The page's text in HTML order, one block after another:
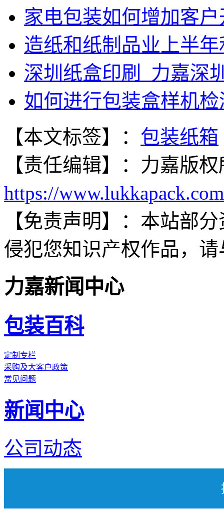
家电包装如何增加客
造纸和纸制品业上半
深圳纸盒印刷_力嘉深
如何进行包装盒样机
【本文标签】： 包装纸箱
【责任编辑】： 力嘉版权
https://www.lukkapack.com
【免责声明】： 本站部
侵犯您知识产权作品，
力嘉新闻中心
包装百科
定制专栏
采购及大客户政策
常见问题
新闻中心
公司动态